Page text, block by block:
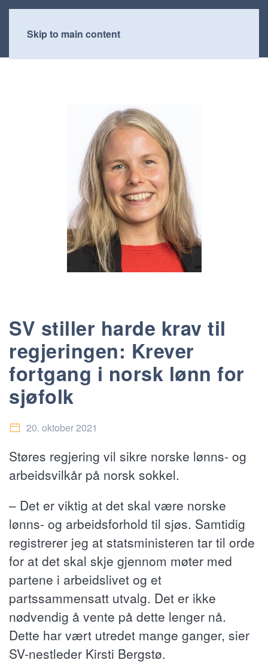
Skip to main content
SV stiller harde krav til
regjeringen: Krever
fortgang i norsk lønn for
sjøfolk
20. oktober 2021
Støres regjering vil sikre norske lønns- og
arbeidsvilkår på norsk sokkel.
– Det er viktig at det skal være norske
lønns- og arbeidsforhold til sjøs. Samtidig
registrerer jeg at statsministeren tar til orde
for at det skal skje gjennom møter med
partene i arbeidslivet og et
partssammensatt utvalg. Det er ikke
nødvendig å vente på dette lenger nå.
Dette har vært utredet mange ganger, sier
SV-nestleder Kirsti Bergstø.